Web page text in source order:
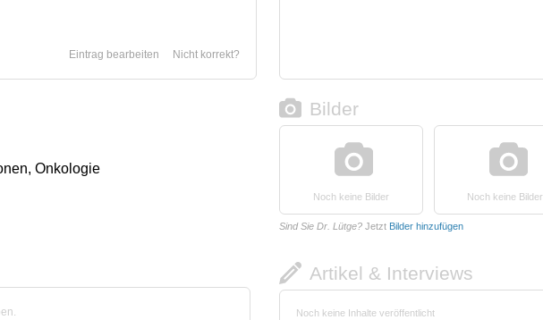
Nicht korrekt?
Eintrag bearbeiten
Onkologie
Bilder
Noch keine Bilder Noch keine Bilder
Sind Sie Dr. Lütge? Jetzt Bilder hinzufügen
Artikel & Interviews
Noch keine Inhalte veröffentlicht